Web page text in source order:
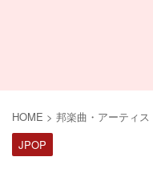
HOME > 邦楽曲・アーティス
JPOP